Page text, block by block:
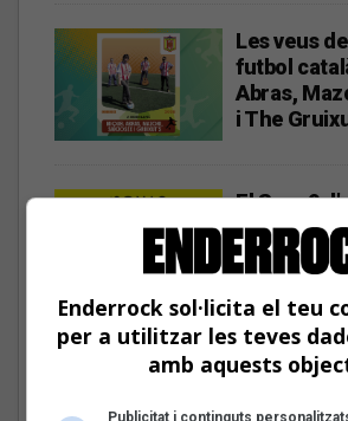
Les veus
futbol
Abras,
i The
El Sona9
descobreix
valencians
Tot a punt
Enderrock sol·licita el teu
per a utilitzar les teves
amb aquests
Publicitat i continguts